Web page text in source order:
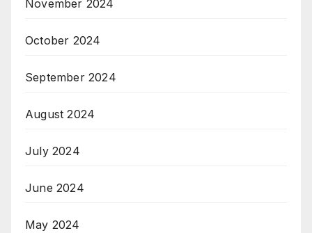
November 2024
October 2024
September 2024
August 2024
July 2024
June 2024
May 2024